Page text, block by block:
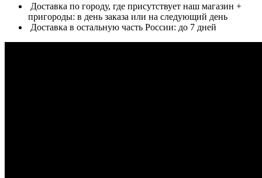
Доставка по городу, где присутствует наш магазин +
пригороды: в день заказа или на следующий день
Доставка в остальную часть России: до 7 дней